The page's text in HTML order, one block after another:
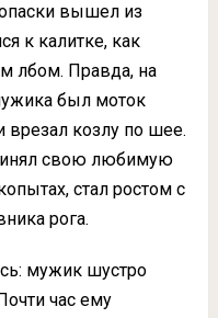
вышел из
к калитке, как
лбом. Правда, на
был моток
врезал козлу по шее.
свою любимую
стал ростом с
рога.
мужик шустро
час ему